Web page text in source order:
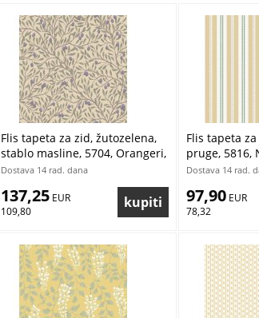
Smeđa
Tirkizna
Zelena
Zlatna
Žuta
Kocke
Lišće i stabla
Ornament
Priroda
Pruge a linije
Rombovi
Svemir
Teksture, jednobojne
Životinje
Flis tapeta za zid, žutozelena,
stablo masline, 5704, Orangeri,
Borastapeter | Ljepilo Gratis
Dostava 14 rad. dana
137,25 EUR
109,80
Flis tapeta
pruge, 5816,
Borastapeter
Dostava 14 rad.
97,90 EUR
78,32